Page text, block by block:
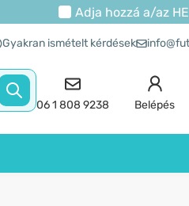
Adja hozzá a/az
Gyakran ismételt kérdések
06 1 808 9238 Belépés